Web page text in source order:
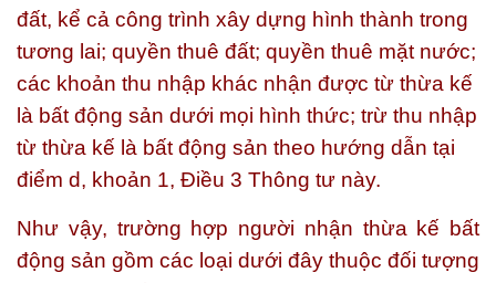
đất, kể cả công trình xây dựng hình thành trong
tương lai; quyền thuê đất; quyền thuê mặt nước;
các khoản thu nhập khác nhận được từ thừa kế
là bất động sản dưới mọi hình thức; trừ thu nhập
từ thừa kế là bất động sản theo hướng dẫn tại
điểm d, khoản 1, Điều 3 Thông tư này.
Như vậy, trường hợp người nhận thừa kế bất
động sản gồm các loại dưới đây thuộc đối tượng